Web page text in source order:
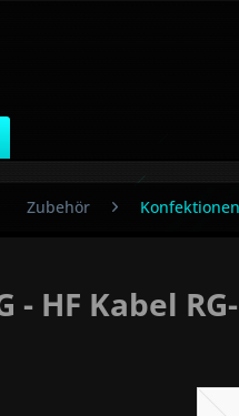
Zubehör Konfektionen
- HF Kabel